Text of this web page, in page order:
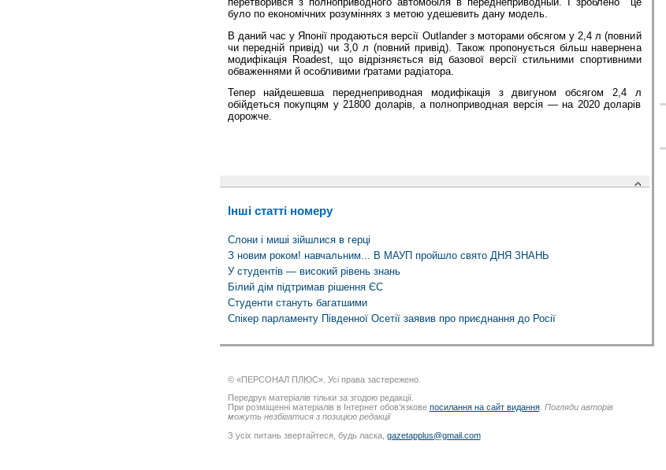
було по економічних розуміннях з метою удешевить дану модель.
В даний час у Японії продаються версії Out­lander з моторами обсягом у 2,4 л (повний
чи передній привід) чи 3,0 л (повний привід). Також пропонується більш навернена
модифікація Roadest, що відрізняється від базової версії стильними спортивними
обваженнями й особливими ґратами радіатора.
Тепер найдешевша переднеприводная модифікація з двигуном обсягом 2,4 л
обійдеться покупцям у 21800 доларів, а полноприводная версія — на 2020 доларів
дорожче.
Інші статті номеру
Слони і миші зійшлися в герці
З новим роком! навчальним... В МАУП пройшло свято ДНЯ ЗНАНЬ
У студентів — високий рівень знань
Білий дім підтримав рішення ЄС
Студенти стануть багатшими
Спікер парламенту Південної Осетії заявив про приєднання до Росії
© «ПЕРСОНАЛ ПЛЮС». Усі права застережено.
Передрук матеріалів тільки за згодою редакції.
При розміщенні матеріалів в Інтернет обов’язкове посилання на сайт видання. Погляди авторів
можуть незбігатися з позицією редакції
З усіх питань звертайтеся, будь ласка, gazetapplus@gmail.com